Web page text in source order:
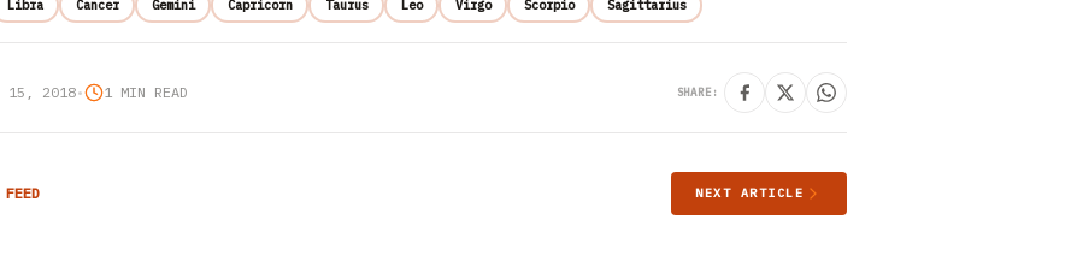
Libra Cancer Gemini Capricorn Taurus Leo Virgo Scorpio Sagittarius
15, 2018• 1 MIN READ SHARE:
NEXT ARTICLE